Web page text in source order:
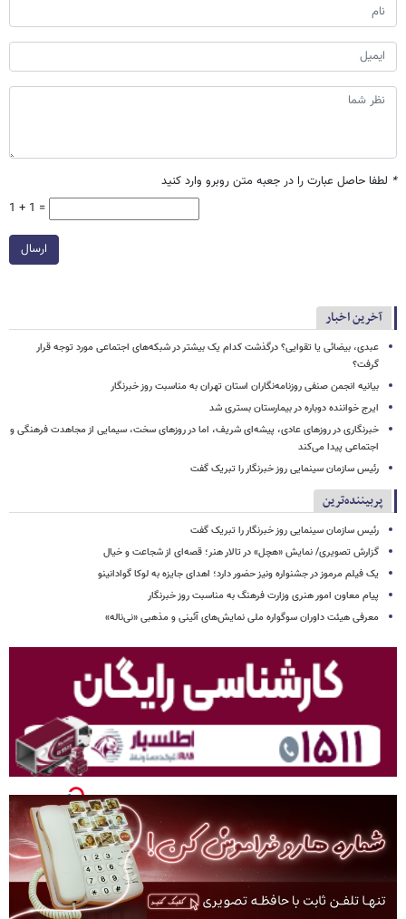
* لطفا حاصل عبارت را در جعبه متن روبرو وارد کنید
1 + 1 =
ارسال
آخرین اخبار
عبدی، بیضائی یا تقوایی؟ درگذشت کدام یک بیشتر در شبکه‌های اجتماعی مورد توجه قرار
گرفت؟
بیانیه انجمن صنفی روزنامه‌نگاران استان تهران به مناسبت روز خبرنگار
ایرج خواننده دوباره در بیمارستان بستری شد
خبرنگاری در روزهای عادی، پیشه‌ای شریف، اما در روزهای سخت، سیمایی از مجاهدت فرهنگی و
اجتماعی پیدا می‌کند
رئیس سازمان سینمایی روز خبرنگار را تبریک گفت
پربیننده‌ترین
رئیس سازمان سینمایی روز خبرنگار را تبریک گفت
گزارش تصویری/ نمایش «هچل» در تالار هنر؛ قصه‌ای از شجاعت و خیال
یک فیلم مرموز در جشنواره ونیز حضور دارد؛ اهدای جایزه به لوکا گوادانینو
پیام معاون امور هنری وزارت فرهنگ به مناسبت روز خبرنگار
معرفی هیئت داوران سوگواره ملی نمایش‌های آئینی و مذهبی «نی‌ناله»